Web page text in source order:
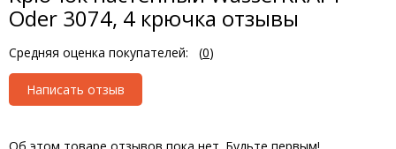
Oder 3074, 4 крючка отзывы
Средняя оценка покупателей: (0)
Написать отзыв